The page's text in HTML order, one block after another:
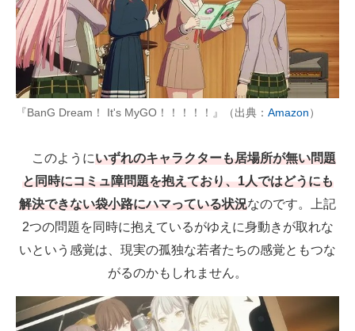
『BanG Dream！ It's MyGO！！！！！』（出典： Amazon）
このようにいずれのキャラクターも居場所が無い問題
と同時にコミュ障問題を抱えており、1人ではどうにも
解決できない袋小路にハマっている状況なのです。上記
2つの問題を同時に抱えているがゆえに身動きが取れな
いという感覚は、現実の孤独な若者たちの感覚ともつな
がるのかもしれません。